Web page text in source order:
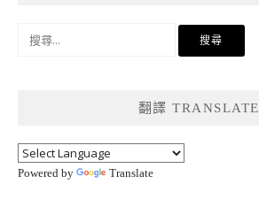
翻譯 TRANSLATE
Powered by Translate